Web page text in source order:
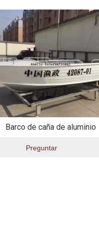
Barco de caña de aluminio
Preguntar